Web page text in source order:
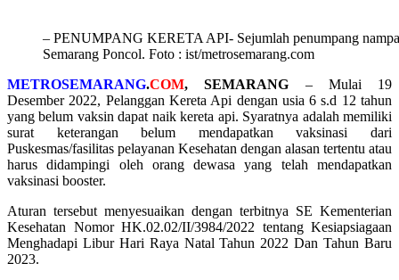
– PENUMPANG KERETA API- Sejumlah penumpang
Semarang Poncol. Foto : ist/metrosemarang.com
METROSEMARANG.COM, SEMARANG – Mulai 19
Desember 2022, Pelanggan Kereta Api dengan usia 6 s.d 12 tahun
yang belum vaksin dapat naik kereta api. Syaratnya adalah memiliki
surat keterangan belum mendapatkan vaksinasi dari
Puskesmas/fasilitas pelayanan Kesehatan dengan alasan tertentu atau
harus didampingi oleh orang dewasa yang telah mendapatkan
vaksinasi booster.
Aturan tersebut menyesuaikan dengan terbitnya SE Kementerian
Kesehatan Nomor HK.02.02/II/3984/2022 tentang Kesiapsiagaan
Menghadapi Libur Hari Raya Natal Tahun 2022 Dan Tahun Baru
2023.